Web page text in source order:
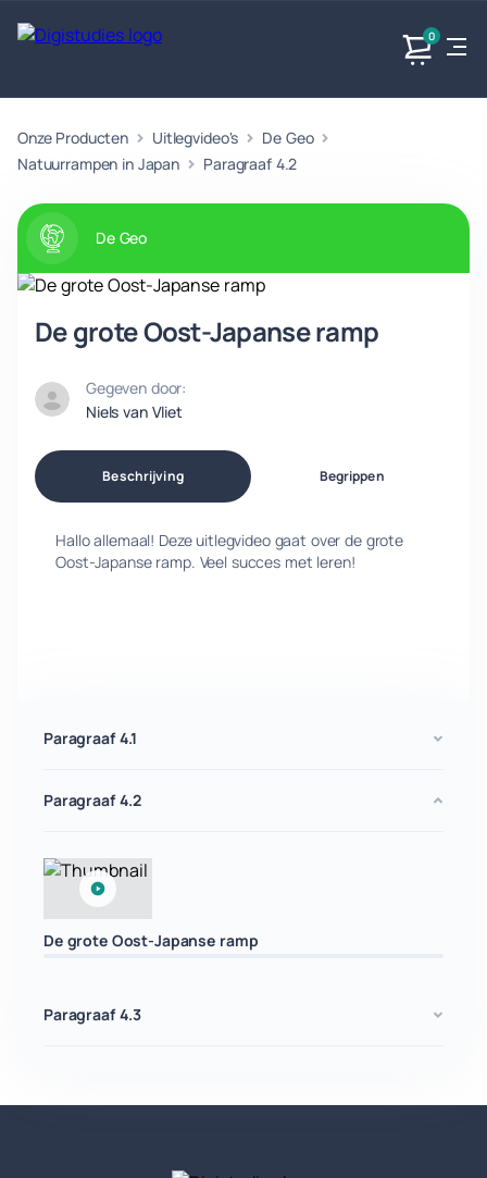
0
Exacte
vakken
Geen
vakken.
Taalvakken
vakken.
Maatschappijvakken
Geen vakken.
Onze Producten Uitlegvideo's
De Geo
Natuurrampen in Japan
Paragraaf 4.2
De Geo
De grote Oost-Japanse ramp
Gegeven door:
Niels van Vliet
Beschrijving Begrippen
Hallo allemaal! Deze uitlegvideo gaat over de grote
Oost-Japanse ramp. Veel succes met leren!
Paragraaf 4.1
Paragraaf 4.2
De grote Oost-Japanse ramp
Paragraaf 4.3